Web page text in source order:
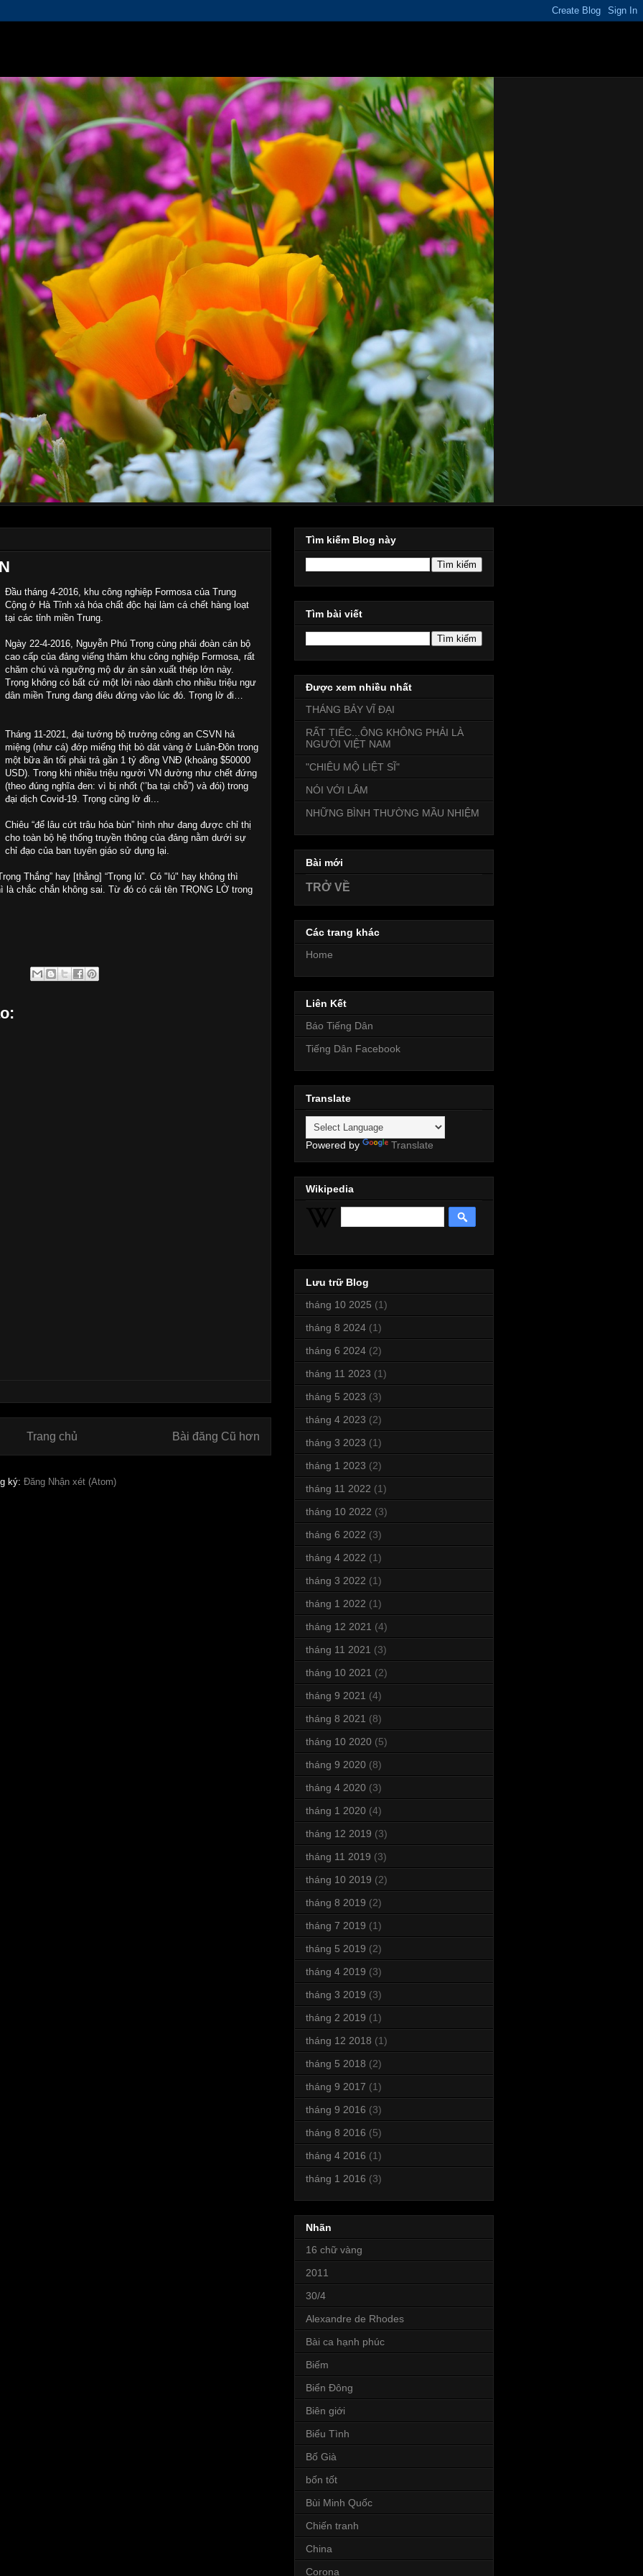
Đầu tháng 4-2016, khu công nghiệp Formosa của Trung
Cộng ở Hà Tĩnh xả hóa chất độc hại làm cá chết hàng loạt
tại các tỉnh miền Trung.
Ngày 22-4-2016, Nguyễn Phú Trọng cùng phái đoàn cán bộ
cao cấp của đảng viếng thăm khu công nghiệp Formosa, rất
chăm chú và ngưỡng mộ dự án sản xuất thép lớn này.
Trọng không có bất cứ một lời nào dành cho nhiều triệu ngư
dân miền Trung đang điêu đứng vào lúc đó. Trọng lờ đi…
Tháng 11-2021, đại tướng bộ trưởng công an CSVN há
miệng (như cá) đớp miếng thịt bò dát vàng ở Luân-Đôn trong
một bữa ăn tối phải trả gần 1 tỷ đồng VNĐ (khoảng $50000
USD). Trong khi nhiều triệu người VN dường như chết đứng
(theo đúng nghĩa đen: vì bị nhốt (‘’ba tại chỗ”) và đói) trong
đại dịch Covid-19. Trọng cũng lờ đi...
Chiêu “để lâu cứt trâu hóa bùn” hình như đang được chỉ thị
cho toàn bộ hệ thống truyền thông của đảng nằm dưới sự
chỉ đạo của ban tuyên giáo sử dụng lại.
Thắng” hay [thằng] “Trọng lú”. Có "lú" hay không thì
là chắc chắn không sai. Từ đó có cái tên TRỌNG LỜ trong
Bài đăng Cũ hơn
Trang chủ
ký: Đăng Nhận xét (Atom)
Tìm kiếm Blog này
Tìm bài viết
Được xem nhiều nhất
THÁNG BẢY VĨ ĐẠI
RẤT TIẾC...ÔNG KHÔNG PHẢI LÀ
NGƯỜI VIỆT NAM
"CHIÊU MỘ LIỆT SĨ"
NÓI VỚI LÂM
NHỮNG BÌNH THƯỜNG MẦU NHIỆM
Bài mới
TRỞ VỀ
Các trang khác
Home
Liên Kết
Báo Tiếng Dân
Tiếng Dân Facebook
Translate
Powered by Translate
Wikipedia
Lưu trữ Blog
tháng 10 2025 (1)
tháng 8 2024 (1)
tháng 6 2024 (2)
tháng 11 2023 (1)
tháng 5 2023 (3)
tháng 4 2023 (2)
tháng 3 2023 (1)
tháng 1 2023 (2)
tháng 11 2022 (1)
tháng 10 2022 (3)
tháng 6 2022 (3)
tháng 4 2022 (1)
tháng 3 2022 (1)
tháng 1 2022 (1)
tháng 12 2021 (4)
tháng 11 2021 (3)
tháng 10 2021 (2)
tháng 9 2021 (4)
tháng 8 2021 (8)
tháng 10 2020 (5)
tháng 9 2020 (8)
tháng 4 2020 (3)
tháng 1 2020 (4)
tháng 12 2019 (3)
tháng 11 2019 (3)
tháng 10 2019 (2)
tháng 8 2019 (2)
tháng 7 2019 (1)
tháng 5 2019 (2)
tháng 4 2019 (3)
tháng 3 2019 (3)
tháng 2 2019 (1)
tháng 12 2018 (1)
tháng 5 2018 (2)
tháng 9 2017 (1)
tháng 9 2016 (3)
tháng 8 2016 (5)
tháng 4 2016 (1)
tháng 1 2016 (3)
Nhãn
16 chữ vàng
2011
30/4
Alexandre de Rhodes
Bài ca hạnh phúc
Biếm
Biển Đông
Biên giới
Biểu Tình
Bố Già
bốn tốt
Bùi Minh Quốc
Chiến tranh
China
Corona